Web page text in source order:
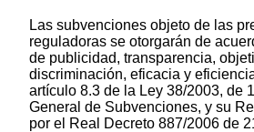
Las subvenciones objeto de las
reguladoras se otorgarán de
de publicidad, transparencia,
discriminación, eficacia y
artículo 8.3 de la Ley 38/2003, de
General de Subvenciones, y su
por el Real Decreto 887/2006 de